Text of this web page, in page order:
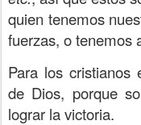
quien tenemos
fuerzas, o tenemos
Para los cristianos
de Dios, porque
lograr la victoria.